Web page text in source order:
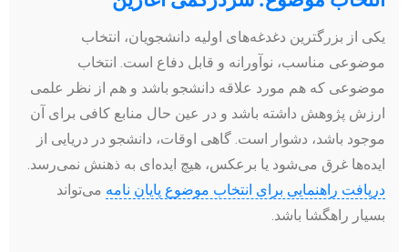
یکی از بزرگترین دغدغه‌های اولیه دانشجویان، انتخاب
موضوعی مناسب، نوآورانه و قابل دفاع است. انتخاب
موضوعی که هم مورد علاقه دانشجو باشد و هم از نظر علمی
ارزش پژوهش داشته باشد و در عین حال منابع کافی برای آن
موجود باشد، دشوار است. گاهی اوقات، دانشجو در دریایی از
ایده‌ها غرق می‌شود یا برعکس، هیچ ایده‌ای به ذهنش نمی‌رسد.
دریافت راهنمایی برای انتخاب موضوع پایان نامه می‌تواند
بسیار راهگشا باشد.